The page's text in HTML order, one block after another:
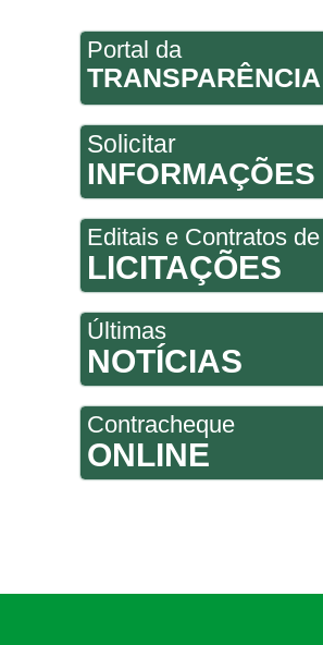
Portal da
TRANSPARÊNCIA
Solicitar
INFORMAÇÕES
Editais e Contratos de
LICITAÇÕES
Últimas
NOTÍCIAS
Contracheque
ONLINE